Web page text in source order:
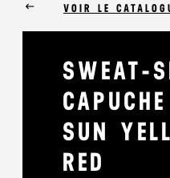
keyboard_backspace VOIR LE
SWEAT-
SUN
RED